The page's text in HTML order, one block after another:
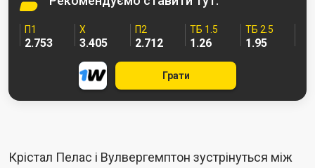
П1
2.753
Х
3.405
П2
2.712
ТБ 1.5
1.26
ТБ 2.5
1.95
Грати
Крістал Пелас і Вулвергемптон зустрінуться між